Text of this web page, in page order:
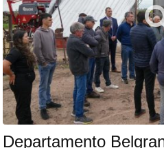
Departamento